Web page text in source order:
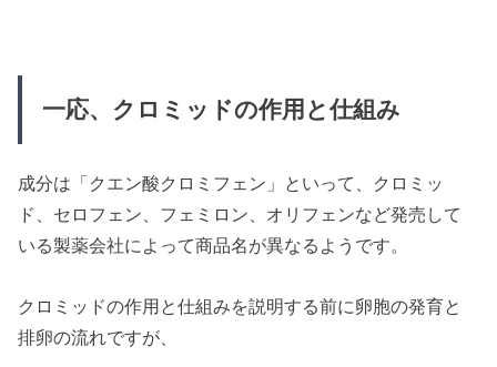
一応、クロミッドの作用と仕組み
成分は「クエン酸クロミフェン」といって、クロミッ
ド、セロフェン、フェミロン、オリフェンなど発売して
いる製薬会社によって商品名が異なるようです。
クロミッドの作用と仕組みを説明する前に卵胞の発育と
排卵の流れですが、